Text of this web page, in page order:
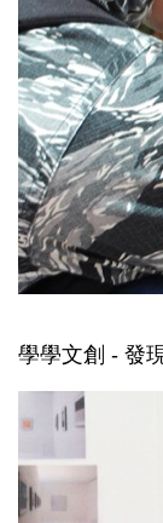
學學文創 - 發